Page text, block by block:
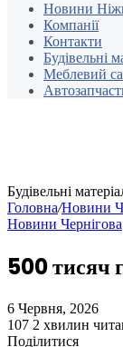
Новини
Компанії
Контакти
Будівельні
Меблевий
Будівельні
Головна/Новини
Новини Чернігова
500 тисяч
6 Червня, 2026
107 2 хвилин
Поділитися